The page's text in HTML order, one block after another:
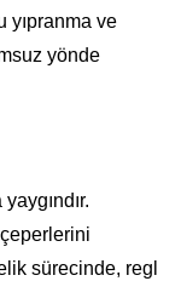
yıpranma ve
yönde
sürecinde, regl